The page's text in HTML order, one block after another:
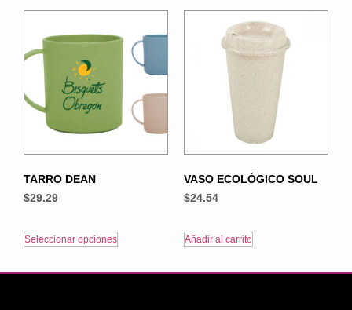
TARRO DEAN
$29.29
Seleccionar opciones
VASO ECOLÓGICO SOUL
$24.54
Añadir al carrito